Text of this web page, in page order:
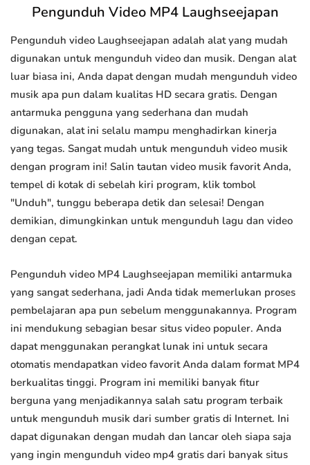
Pengunduh Video MP4 Laughseejapan
Pengunduh video Laughseejapan adalah alat yang mudah
digunakan untuk mengunduh video dan musik. Dengan alat
luar biasa ini, Anda dapat dengan mudah mengunduh video
musik apa pun dalam kualitas HD secara gratis. Dengan
antarmuka pengguna yang sederhana dan mudah
digunakan, alat ini selalu mampu menghadirkan kinerja
yang tegas. Sangat mudah untuk mengunduh video musik
dengan program ini! Salin tautan video musik favorit Anda,
tempel di kotak di sebelah kiri program, klik tombol
"Unduh", tunggu beberapa detik dan selesai! Dengan
demikian, dimungkinkan untuk mengunduh lagu dan video
dengan cepat.
Pengunduh video MP4 Laughseejapan memiliki antarmuka
yang sangat sederhana, jadi Anda tidak memerlukan proses
pembelajaran apa pun sebelum menggunakannya. Program
ini mendukung sebagian besar situs video populer. Anda
dapat menggunakan perangkat lunak ini untuk secara
otomatis mendapatkan video favorit Anda dalam format MP4
berkualitas tinggi. Program ini memiliki banyak fitur
berguna yang menjadikannya salah satu program terbaik
untuk mengunduh musik dari sumber gratis di Internet. Ini
dapat digunakan dengan mudah dan lancar oleh siapa saja
yang ingin mengunduh video mp4 gratis dari banyak situs